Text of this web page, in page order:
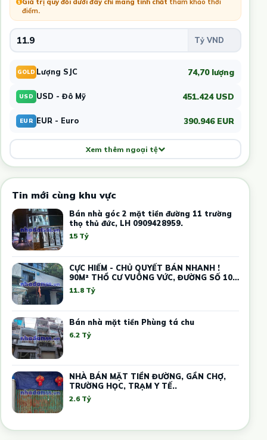
Giá trị quy đổi dưới đây chỉ mang tính chất tham khảo thời
điểm.
GOLD Lượng SJC 74,70 lượng
USD USD - Đô Mỹ 451.424 USD
EUR EUR - Euro 390.946 EUR
Xem thêm ngoại tệ
Tin mới cùng khu vực
Bán nhà góc 2 mặt tiền đường 11 trường
thọ thủ đức, LH 0909428959.
15 Tỷ
CỰC HIẾM - CHỦ QUYẾT BÁN NHANH !
90M² THỔ CƯ VUÔNG VỨC, ĐƯỜNG SỐ 10
THỦ ĐỨC – GIÁ THẤP HƠN THỊ TRƯỜNG -
DÒNG TIỀN SẴN
11.8 Tỷ
Bán nhà mặt tiền Phùng tá chu
6.2 Tỷ
NHÀ BÁN MẶT TIỀN ĐƯỜNG, GẦN CHỢ,
TRƯỜNG HỌC, TRẠM Y TẾ..
2.6 Tỷ